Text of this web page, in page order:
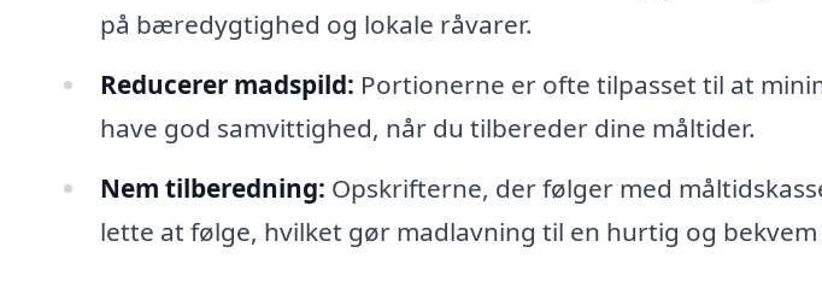
på bæredygtighed og lokale råvarer.
Reducerer madspild: Portionerne er ofte tilpasset til at
have god samvittighed, når du tilbereder dine måltider.
Nem tilberedning: Opskrifterne, der følger med
lette at følge, hvilket gør madlavning til en hurtig og bekvem